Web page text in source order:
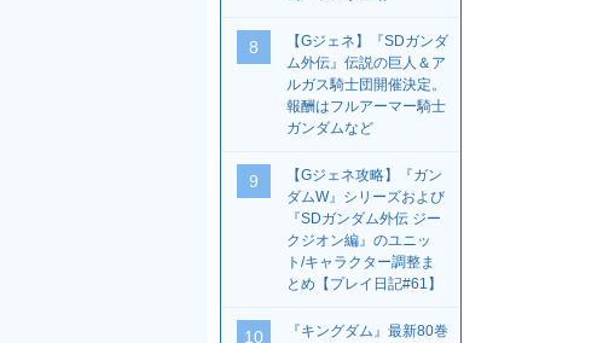
8
【Gジェネ】『SDガンダ
ム外伝』伝説の巨人＆ア
ルガス騎士団開催決定。
報酬はフルアーマー騎士
ガンダムなど
9
【Gジェネ攻略】『ガン
ダムW』シリーズおよび
『SDガンダム外伝 ジー
クジオン編』のユニッ
ト/キャラクター調整ま
とめ【プレイ日記#61】
10
『キングダム』最新80巻